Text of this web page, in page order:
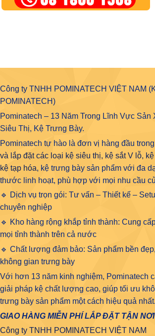
Công ty TNHH POMINATECH VIỆT NAM
POMINATECH)
Pominatech – 13 Năm Trong Lĩnh Vực Sản
Siêu Thị, Kệ Trưng Bày.
Pominatech tự hào là đơn vị hàng đầu
và lắp đặt các loại kệ siêu thị, kệ sắt V lỗ,
kệ tạp hóa, kệ trưng bày sản phẩm với đa
thước linh hoạt, phù hợp với mọi nhu cầu
🔹 Dịch vụ trọn gói: Tư vấn – Thiết kế –
chuyên nghiệp
🔹 Kho hàng rộng khắp tỉnh thành: Cung
mọi tỉnh thành trên cả nước
🔹 Chất lượng đảm bảo: Sản phẩm bền
không gian trưng bày
Với hơn 13 năm kinh nghiệm, Pominatech
giải pháp kệ chất lượng cao, giúp tối ưu
trưng bày sản phẩm một cách hiệu quả nhất.
GIAO HÀNG MIỄN PHÍ LẮP ĐẶT TẬN NƠI
Công ty TNHH POMINATECH VIỆT NAM